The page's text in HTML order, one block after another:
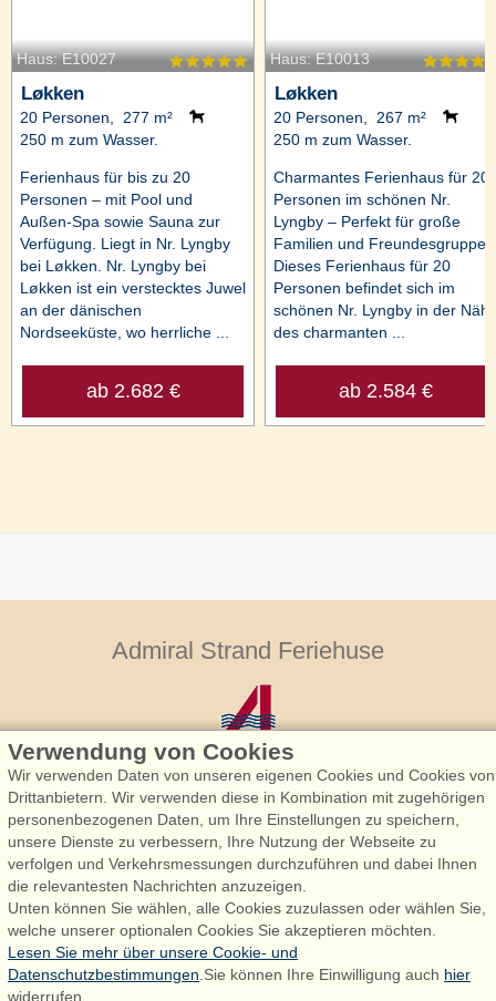
Haus: E10027
Løkken
20 Personen, 277 m²
250 m zum Wasser.
Ferienhaus für bis zu 20
Personen – mit Pool und
Außen-Spa sowie Sauna zur
Verfügung. Liegt in Nr. Lyngby
bei Løkken. Nr. Lyngby bei
Løkken ist ein verstecktes Juwel
an der dänischen
Nordseeküste, wo herrliche ...
ab 2.682 €
Haus: E10013
Løkken
20 Personen, 267 m²
250 m zum Wasser.
Charmantes Ferienhaus für 20
Personen im schönen Nr.
Lyngby – Perfekt für große
Familien und
Dieses Ferienhaus für 20
Personen befindet sich im
schönen Nr. Lyngby in der
des charmanten ...
ab 2.584 €
Admiral Strand Feriehuse
Admiral Strand Feriehuse, Lønne
Houstrupvej 170, Lønne
6830 Nørre Nebel
booking@admiralstrand.com
+45 70 60 87 78
Verwendung von Cookies
Wir verwenden Daten von unseren eigenen Cookies und Cookies von
Drittanbietern. Wir verwenden diese in Kombination mit zugehörigen
personenbezogenen Daten, um Ihre Einstellungen zu speichern,
unsere Dienste zu verbessern, Ihre Nutzung der Webseite zu
verfolgen und Verkehrsmessungen durchzuführen und dabei Ihnen
die relevantesten Nachrichten anzuzeigen.
Unten können Sie wählen, alle Cookies zuzulassen oder wählen Sie,
welche unserer optionalen Cookies Sie akzeptieren möchten.
Lesen Sie mehr über unsere Cookie- und
Datenschutzbestimmungen .Sie können Ihre Einwilligung auch hier
widerrufen.